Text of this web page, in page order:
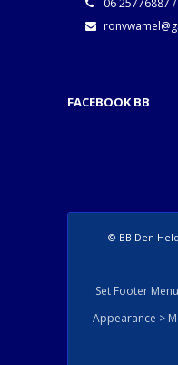
FACEBOOK BB
© BB Den
Set Footer
Appearance >